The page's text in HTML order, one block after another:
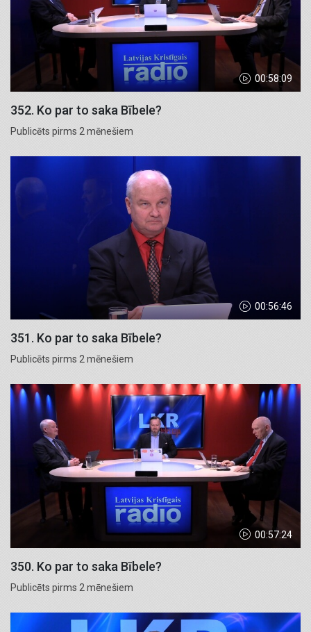
00:58:09
352. Ko par to saka Bībele?
Publicēts pirms 2 mēnešiem
00:56:46
351. Ko par to saka Bībele?
Publicēts pirms 2 mēnešiem
00:57:24
350. Ko par to saka Bībele?
Publicēts pirms 2 mēnešiem